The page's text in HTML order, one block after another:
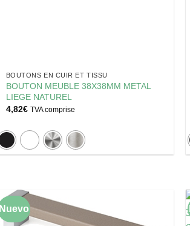
BOUTONS EN CUIR ET TISSU
BOUTON MEUBLE 38X38MM METAL
LIEGE NATUREL
4,82€ TVA comprise
Nuevo